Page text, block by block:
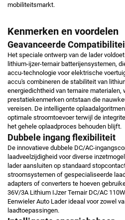
mobiliteitsmarkt.
Kenmerken en voordelen
Geavanceerde
Het speciale ontwerp van de lader
lithium-ijzer-ternair batterijensystemen,
accu-technologie voor elektrische
accu's combineren de stabiliteit van
energiedichtheid van ternaire materialen,
prestatiekenmerken ontstaan die
vereisen. De intelligente
optimale stroomtoevoer terwijl de
het gehele oplaadproces behouden blijft.
Dubbele ingang flexibiliteit
De innovatieve dubbele DC/AC-
laadveelzijdigheid voor diverse
lader aansluiten op standaard
stroomsystemen of gespecialiseerde
adapters of converters te hoeven
36V/3A Lithium IJzer Ternair DC/AC
Eenwieler Auto Lader ideaal voor zowel
laadtoepassingen.